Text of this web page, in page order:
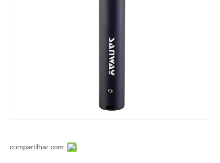
compartilhar com: